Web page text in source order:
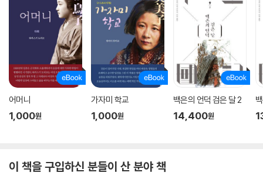
어머니
1,000원
가자미 학교
1,000원
백은의 언덕 검은 달 2
14,400원
이 책을 구입하신 분들이 산 분야 책